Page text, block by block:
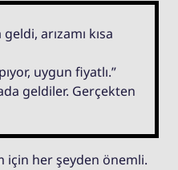
arızamı kısa
uygun fiyatlı.”
geldiler. Gerçekten
her şeyden önemli.